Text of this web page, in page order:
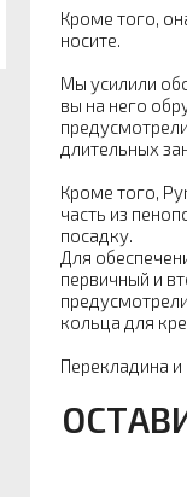
Кроме того,
носите.
Мы усилили
вы на него
длительных
Кроме того,
часть из
посадку.
Для
первичный и
кольца для
Перекладина